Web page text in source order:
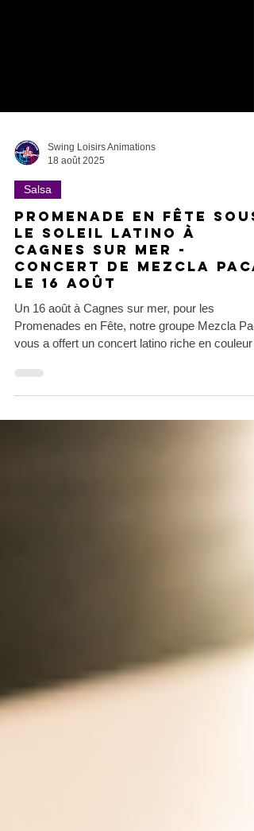
Swing Loisirs Animations
18 août 2025
Salsa
Promenade en fête sous
le soleil Latino à
Cagnes sur mer -
le 16 août
Un 16 août à Cagnes sur mer, pour les
vous a offert un concert latino riche en couleurs
et en ambiance.